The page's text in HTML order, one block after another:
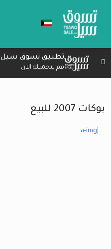
تطبيق تسوق سيل
قم بتحميله الان
بوكات 2007 للبيع